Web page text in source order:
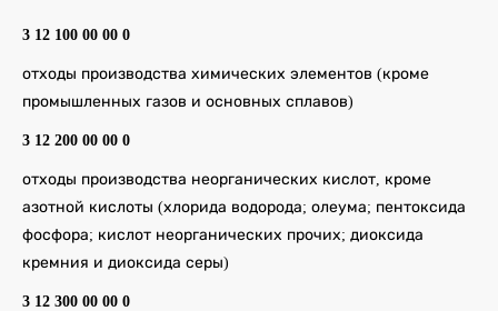
3 12 100 00 00 0
отходы производства химических элементов (кроме
промышленных газов и основных сплавов)
3 12 200 00 00 0
отходы производства неорганических кислот, кроме
азотной кислоты (хлорида водорода; олеума; пентоксида
фосфора; кислот неорганических прочих; диоксида
кремния и диоксида серы)
3 12 300 00 00 0